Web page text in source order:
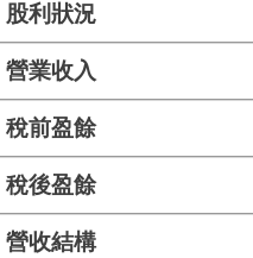
股利狀況
營業收入
稅前盈餘
稅後盈餘
營收結構